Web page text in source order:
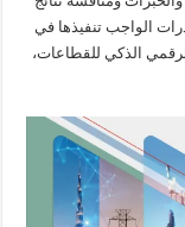
الواجب تنفيذها في
الذكي للقطاعات،